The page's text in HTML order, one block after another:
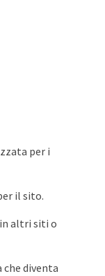
per i
il sito.
altri siti o
diventa